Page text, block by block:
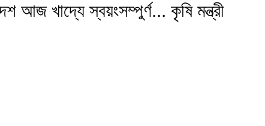
আজ খাদ্যে স্বয়ংসম্পুর্ণ... কৃষি মন্ত্রী